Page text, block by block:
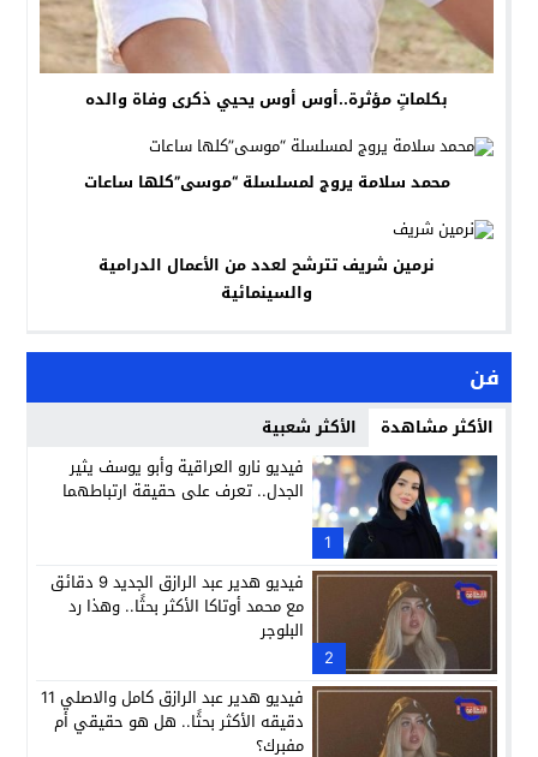
بكلماتٍ مؤثرة..أوس أوس يحيي ذكرى وفاة والده
محمد سلامة يروج لمسلسلة “موسى”كلها ساعات
نرمين شريف تترشح لعدد من الأعمال الدرامية
والسينمائية
فن
الأكثر مشاهدة الأكثر شعبية
1
فيديو نارو العراقية وأبو يوسف يثير
الجدل.. تعرف على حقيقة ارتباطهما
2
فيديو هدير عبد الرازق الجديد 9 دقائق
مع محمد أوتاكا الأكثر بحثًا.. وهذا رد
البلوجر
فيديو هدير عبد الرازق كامل والاصلي 11
دقيقه الأكثر بحثًا.. هل هو حقيقي أم
مفبرك؟